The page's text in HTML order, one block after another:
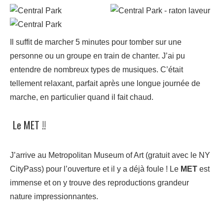
Il suffit de marcher 5 minutes pour tomber sur une
personne ou un groupe en train de chanter. J’ai pu
entendre de nombreux types de musiques. C’était
tellement relaxant, parfait après une longue journée de
marche, en particulier quand il fait chaud.
Le MET !!
J’arrive au Metropolitan Museum of Art (gratuit avec le NY
CityPass) pour l’ouverture et il y a déjà foule ! Le MET est
immense et on y trouve des reproductions grandeur
nature impressionnantes.